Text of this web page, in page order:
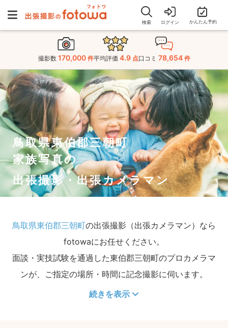
検索 ログイン かんたん予約
撮影数 170,000 件平均評価 4.9 点口コミ 78,654 件
鳥取県東伯郡三朝町
家族写真の
出張撮影・出張カメラマン
鳥取県東伯郡三朝町の出張撮影（出張カメラマン）なら
fotowaにお任せください。
面談・実技試験を通過した東伯郡三朝町のプロカメラマ
ンが、ご指定の場所・時間に記念撮影に伺います。
続きを表示